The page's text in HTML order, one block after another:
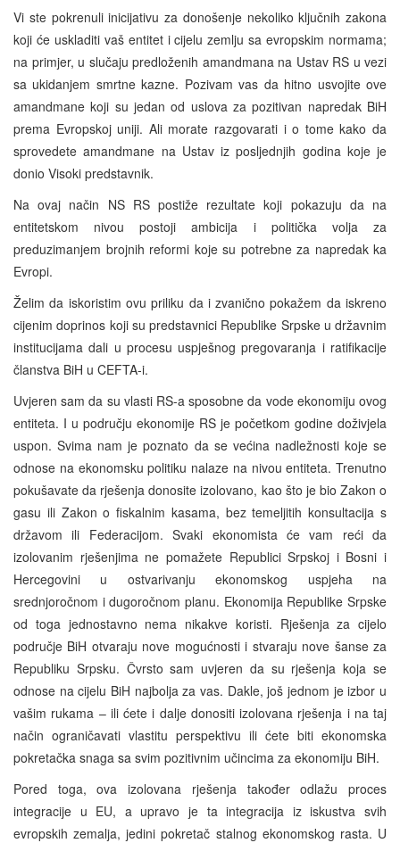
Vi ste pokrenuli inicijativu za donošenje nekoliko ključnih zakona
koji će uskladiti vaš entitet i cijelu zemlju sa evropskim normama;
na primjer, u slučaju predloženih amandmana na Ustav RS u vezi
sa ukidanjem smrtne kazne. Pozivam vas da hitno usvojite ove
amandmane koji su jedan od uslova za pozitivan napredak BiH
prema Evropskoj uniji. Ali morate razgovarati i o tome kako da
sprovedete amandmane na Ustav iz posljednjih godina koje je
donio Visoki predstavnik.
Na ovaj način NS RS postiže rezultate koji pokazuju da na
entitetskom nivou postoji ambicija i politička volja za
preduzimanjem brojnih reformi koje su potrebne za napredak ka
Evropi.
Želim da iskoristim ovu priliku da i zvanično pokažem da iskreno
cijenim doprinos koji su predstavnici Republike Srpske u državnim
institucijama dali u procesu uspješnog pregovaranja i ratifikacije
članstva BiH u CEFTA-i.
Uvjeren sam da su vlasti RS-a sposobne da vode ekonomiju ovog
entiteta. I u području ekonomije RS je početkom godine doživjela
uspon. Svima nam je poznato da se većina nadležnosti koje se
odnose na ekonomsku politiku nalaze na nivou entiteta. Trenutno
pokušavate da rješenja donosite izolovano, kao što je bio Zakon o
gasu ili Zakon o fiskalnim kasama, bez temeljitih konsultacija s
državom ili Federacijom. Svaki ekonomista će vam reći da
izolovanim rješenjima ne pomažete Republici Srpskoj i Bosni i
Hercegovini u ostvarivanju ekonomskog uspjeha na
srednjoročnom i dugoročnom planu. Ekonomija Republike Srpske
od toga jednostavno nema nikakve koristi. Rješenja za cijelo
područje BiH otvaraju nove mogućnosti i stvaraju nove šanse za
Republiku Srpsku. Čvrsto sam uvjeren da su rješenja koja se
odnose na cijelu BiH najbolja za vas. Dakle, još jednom je izbor u
vašim rukama – ili ćete i dalje donositi izolovana rješenja i na taj
način ograničavati vlastitu perspektivu ili ćete biti ekonomska
pokretačka snaga sa svim pozitivnim učincima za ekonomiju BiH.
Pored toga, ova izolovana rješenja također odlažu proces
integracije u EU, a upravo je ta integracija iz iskustva svih
evropskih zemalja, jedini pokretač stalnog ekonomskog rasta. U